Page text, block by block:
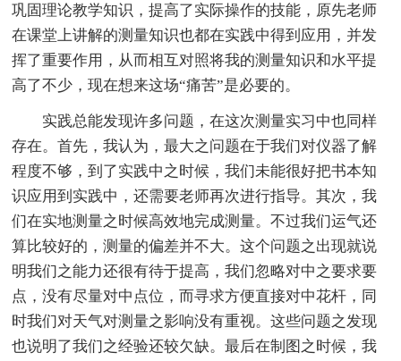
巩固理论教学知识，提高了实际操作的技能，原先老师
在课堂上讲解的测量知识也都在实践中得到应用，并发
挥了重要作用，从而相互对照将我的测量知识和水平提
高了不少，现在想来这场“痛苦”是必要的。
实践总能发现许多问题，在这次测量实习中也同样
存在。首先，我认为，最大之问题在于我们对仪器了解
程度不够，到了实践中之时候，我们未能很好把书本知
识应用到实践中，还需要老师再次进行指导。其次，我
们在实地测量之时候高效地完成测量。不过我们运气还
算比较好的，测量的偏差并不大。这个问题之出现就说
明我们之能力还很有待于提高，我们忽略对中之要求要
点，没有尽量对中点位，而寻求方便直接对中花杆，同
时我们对天气对测量之影响没有重视。这些问题之发现
也说明了我们之经验还较欠缺。最后在制图之时候，我